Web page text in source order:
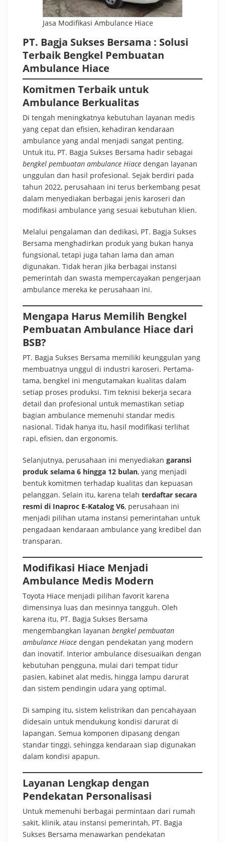
Jasa Modifikasi Ambulance Hiace
PT. Bagja Sukses Bersama : Solusi
Terbaik Bengkel Pembuatan
Ambulance Hiace
Komitmen Terbaik untuk
Ambulance Berkualitas
Di tengah meningkatnya kebutuhan layanan medis
yang cepat dan efisien, kehadiran kendaraan
ambulance yang andal menjadi sangat penting.
Untuk itu, PT. Bagja Sukses Bersama hadir sebagai
bengkel pembuatan ambulance Hiace dengan layanan
unggulan dan hasil profesional. Sejak berdiri pada
tahun 2022, perusahaan ini terus berkembang pesat
dalam menyediakan berbagai jenis karoseri dan
modifikasi ambulance yang sesuai kebutuhan klien.
Melalui pengalaman dan dedikasi, PT. Bagja Sukses
Bersama menghadirkan produk yang bukan hanya
fungsional, tetapi juga tahan lama dan aman
digunakan. Tidak heran jika berbagai instansi
pemerintah dan swasta mempercayakan pengerjaan
ambulance mereka ke perusahaan ini.
Mengapa Harus Memilih Bengkel
Pembuatan Ambulance Hiace dari
BSB?
PT. Bagja Sukses Bersama memiliki keunggulan yang
membuatnya unggul di industri karoseri. Pertama-
tama, bengkel ini mengutamakan kualitas dalam
setiap proses produksi. Tim teknisi bekerja secara
detail dan profesional untuk memastikan setiap
bagian ambulance memenuhi standar medis
nasional. Tidak hanya itu, hasil modifikasi terlihat
rapi, efisien, dan ergonomis.
Selanjutnya, perusahaan ini menyediakan garansi
produk selama 6 hingga 12 bulan, yang menjadi
bentuk komitmen terhadap kualitas dan kepuasan
pelanggan. Selain itu, karena telah terdaftar secara
resmi di Inaproc E-Katalog V6, perusahaan ini
menjadi pilihan utama instansi pemerintahan untuk
pengadaan kendaraan ambulance yang kredibel dan
transparan.
Modifikasi Hiace Menjadi
Ambulance Medis Modern
Toyota Hiace menjadi pilihan favorit karena
dimensinya luas dan mesinnya tangguh. Oleh
karena itu, PT. Bagja Sukses Bersama
mengembangkan layanan bengkel pembuatan
ambulance Hiace dengan pendekatan yang modern
dan inovatif. Interior ambulance disesuaikan dengan
kebutuhan pengguna, mulai dari tempat tidur
pasien, kabinet alat medis, hingga lampu darurat
dan sistem pendingin udara yang optimal.
Di samping itu, sistem kelistrikan dan pencahayaan
didesain untuk mendukung kondisi darurat di
lapangan. Semua komponen dipasang dengan
standar tinggi, sehingga kendaraan siap digunakan
dalam kondisi apapun.
Layanan Lengkap dengan
Pendekatan Personalisasi
Untuk memenuhi berbagai permintaan dari rumah
sakit, klinik, atau instansi pemerintah, PT. Bagja
Sukses Bersama menawarkan pendekatan